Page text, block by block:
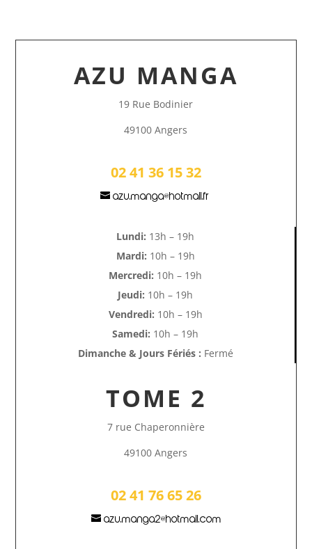
AZU MANGA
19 Rue Bodinier
49100 Angers
02 41 36 15 32
azu.manga@hotmail.fr
Lundi: 13h – 19h
Mardi: 10h – 19h
Mercredi: 10h – 19h
Jeudi: 10h – 19h
Vendredi: 10h – 19h
Samedi: 10h – 19h
Dimanche & Jours Fériés : Fermé
TOME 2
7 rue Chaperonnière
49100 Angers
02 41 76 65 26
azu.manga2@hotmail.com